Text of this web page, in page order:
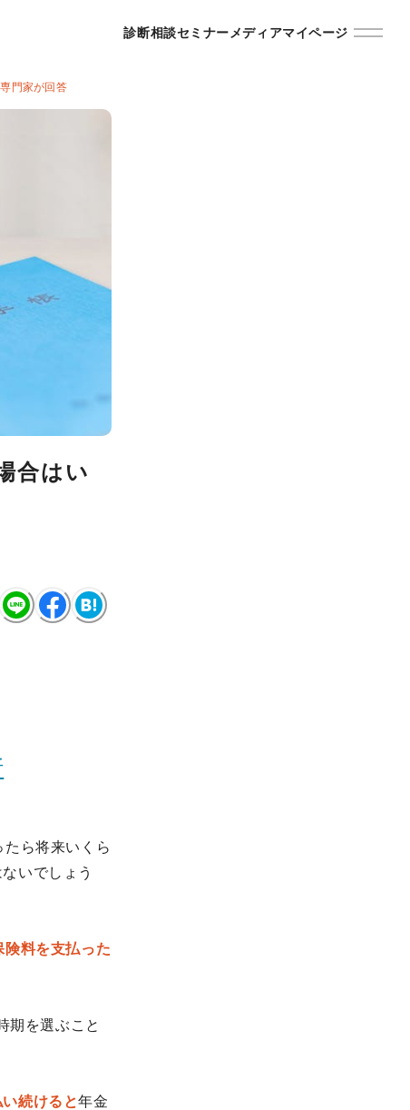
診断相談セミナーメディアマイページ
門家が回答
合はい
たら将来いくら
いでしょう
険料を支払った
期を選ぶこと
続けると年金